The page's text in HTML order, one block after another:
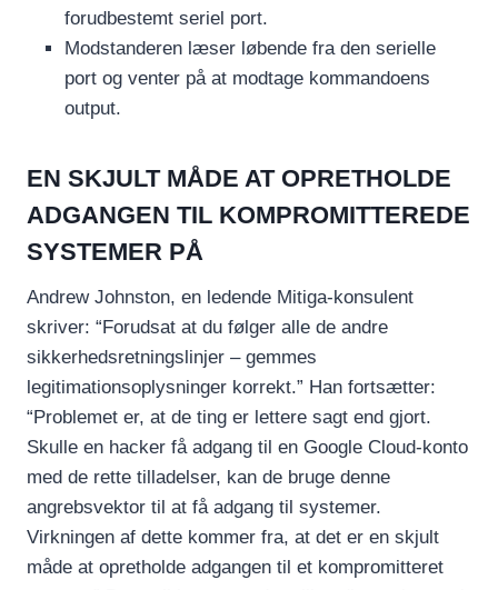
forudbestemt seriel port.
Modstanderen læser løbende fra den serielle
port og venter på at modtage kommandoens
output.
EN SKJULT MÅDE AT OPRETHOLDE
ADGANGEN TIL KOMPROMITTEREDE
SYSTEMER PÅ
Andrew Johnston, en ledende Mitiga-konsulent
skriver: “Forudsat at du følger alle de andre
sikkerhedsretningslinjer – gemmes
legitimationsoplysninger korrekt.” Han fortsætter:
“Problemet er, at de ting er lettere sagt end gjort.
Skulle en hacker få adgang til en Google Cloud-konto
med de rette tilladelser, kan de bruge denne
angrebsvektor til at få adgang til systemer.
Virkningen af dette kommer fra, at det er en skjult
måde at opretholde adgangen til et kompromitteret